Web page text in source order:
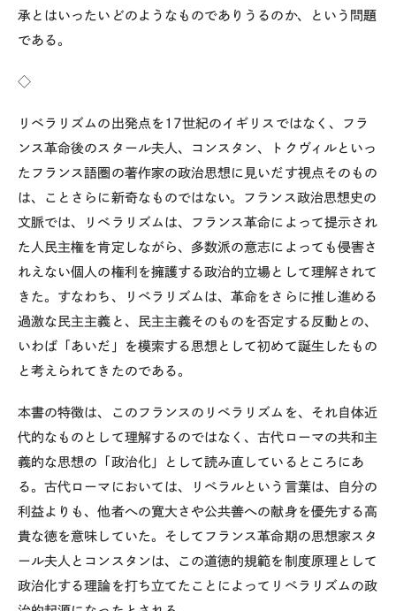
承とはいったいどのようなものでありうるのか、という問題
である。
◇
リベラリズムの出発点を 17世紀のイギリスではなく、フラ
ンス革命後のスタール夫人、コンスタン、トクヴィルといっ
たフランス語圏の著作家の政治思想に見いだす視点そのもの
は、ことさらに新奇なものではない。フランス政治思想史の
文脈では、リベラリズムは、フランス革命によって提示され
た人民主権を肯定しながら、多数派の意志によっても侵害さ
れえない個人の権利を擁護する政治的立場として理解されて
きた。すなわち、リベラリズムは、革命をさらに推し進める
過激な民主主義と、民主主義そのものを否定する反動との、
いわば「あいだ」を模索する思想として初めて誕生したもの
と考えられてきたのである。
本書の特徴は、このフランスのリベラリズムを、それ自体近
代的なものとして理解するのではなく、古代ローマの共和主
義的な思想の「政治化」として読み直しているところにあ
る。古代ローマにおいては、リベラルという言葉は、自分の
利益よりも、他者への寛大さや公共善への献身を優先する高
貴な徳を意味していた。そしてフランス革命期の思想家スタ
ール夫人とコンスタンは、この道徳的規範を制度原理として
政治化する理論を打ち立てたことによってリベラリズムの政